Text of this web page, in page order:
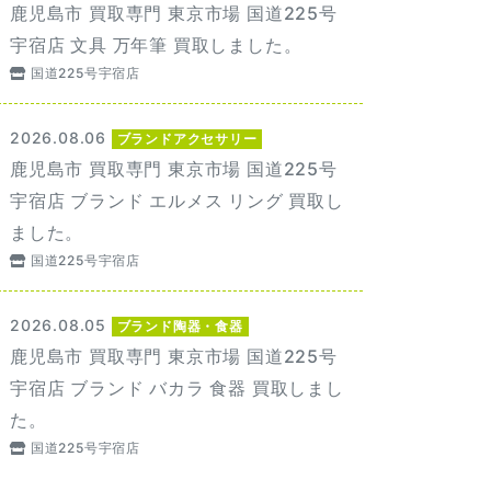
鹿児島市 買取専門 東京市場 国道225号
宇宿店 文具 万年筆 買取しました。
国道225号宇宿店
2026.08.06 ブランドアクセサリー
鹿児島市 買取専門 東京市場 国道225号
宇宿店 ブランド エルメス リング 買取し
ました。
国道225号宇宿店
2026.08.05 ブランド陶器・食器
鹿児島市 買取専門 東京市場 国道225号
宇宿店 ブランド バカラ 食器 買取しまし
た。
国道225号宇宿店